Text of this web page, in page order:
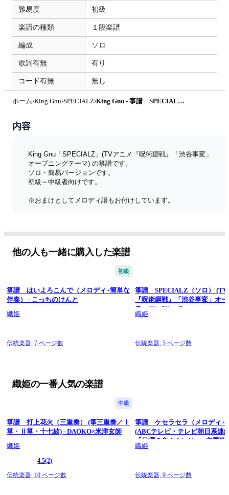
難易度 初級
楽譜の種類 １段楽譜
編成 ソロ
歌詞有無 有り
コード有無 無し
ホーム›King Gnu›SPECIALZ› King Gnu - 箏譜 SPECIALZ（ソロ・簡易バージョン） (TVアニメ『呪術廻戦』「渋谷事変」オープニングテーマ) by 織姫
内容
King Gnu「SPECIALZ」(TVアニメ『呪術廻戦』「渋谷事変」
オープニングテーマ) の箏譜です。
ソロ・簡易バージョンです。
初級～中級者向けです。
※おまけとしてメロディ譜もお付けしています。
他の人も一緒に購入した楽譜
初級
箏譜 はいよろこんで（メロディ+簡単な
伴奏） - こっちのけんと
織姫
伝統楽器, 7 ページ数
箏譜 SPECIALZ（ソロ） (TV
『呪術廻戦』「渋谷事変」オ
テーマ) - King Gnu
織姫
伝統楽器,5 ページ数
織姫の一番人気の楽譜
中級
箏譜 打上花火（三重奏） (箏三重奏／Ⅰ
箏・Ⅱ箏・十七絃) - DAOKO×米津玄師
織姫
4.5(2)
伝統楽器, 10 ページ数
箏譜 ケセラセラ（メロディ+
(ABCテレビ・テレビ朝日系連
「日曜の夜ぐらいは...」主題歌
GREEN APPLE
織姫
伝統楽器,9 ページ数